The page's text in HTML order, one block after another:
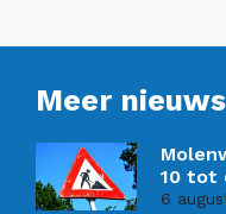
Meer nieuws
10 tot
6